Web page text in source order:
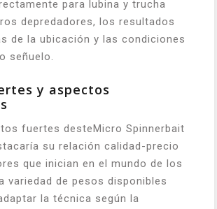
para lubina y trucha
depredadores, los resultados
de la ubicación y las condiciones
señuelo.
y aspectos
fuertes desteMicro Spinnerbait
su relación calidad-precio
que inician en el mundo de los
variedad de pesos disponibles
la técnica según la